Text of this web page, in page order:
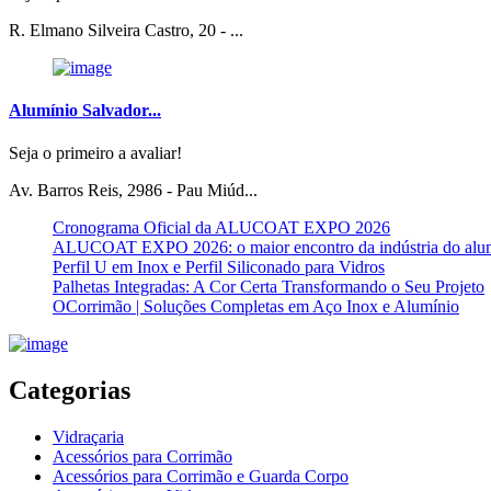
R. Elmano Silveira Castro, 20 - ...
Alumínio Salvador...
Seja o primeiro a avaliar!
Av. Barros Reis, 2986 - Pau Miúd...
Cronograma Oficial da ALUCOAT EXPO 2026
ALUCOAT EXPO 2026: o maior encontro da indústria do
Perfil U em Inox e Perfil Siliconado para Vidros
Palhetas Integradas: A Cor Certa Transformando o Seu Projeto
OCorrimão | Soluções Completas em Aço Inox e Alumínio
Categorias
Vidraçaria
Acessórios para Corrimão
Acessórios para Corrimão e Guarda Corpo